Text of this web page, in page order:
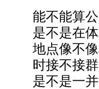
能不能算
是不是在
地点像不
时接不接
是不是一